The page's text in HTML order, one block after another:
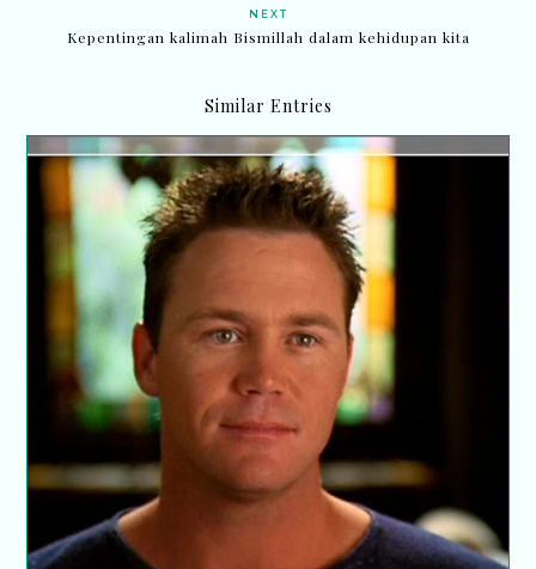
NEXT
Kepentingan kalimah Bismillah dalam kehidupan kita
Similar Entries
Kurang tidur jejas daya ingatan lelaki